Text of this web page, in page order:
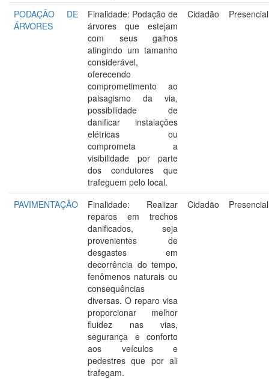
PODAÇÃO DE
ÁRVORES
Finalidade: Podação de
árvores que estejam
com seus galhos
atingindo um tamanho
considerável,
oferecendo
comprometimento ao
paisagismo da via,
possibilidade de
danificar instalações
elétricas ou
comprometa a
visibilidade por parte
dos condutores que
trafeguem pelo local.
Cidadão Presencial
PAVIMENTAÇÃO
Finalidade: Realizar
reparos em trechos
danificados, seja
provenientes de
desgastes em
decorrência do tempo,
fenômenos naturais ou
consequências
diversas. O reparo visa
proporcionar melhor
fluidez nas vias,
segurança e conforto
aos veículos e
pedestres que por ali
trafegam.
Cidadão Presencial